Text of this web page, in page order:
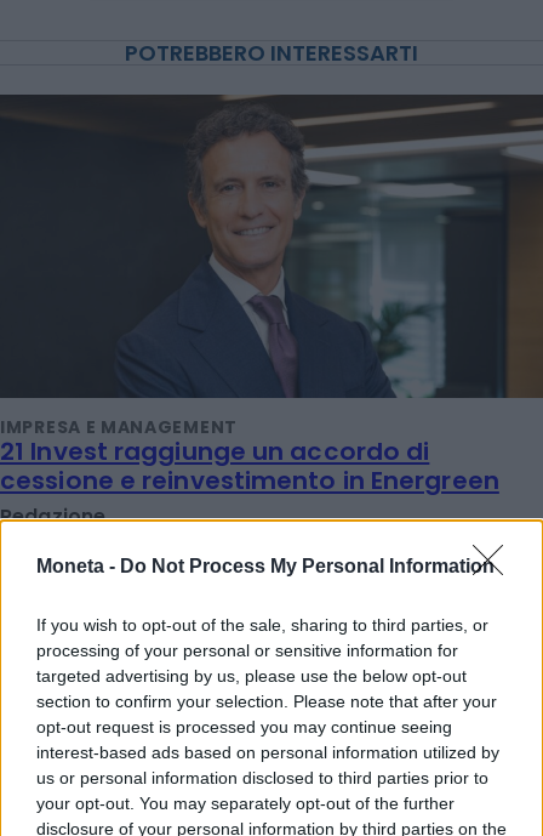
Moneta - Do Not Process My Personal Information
If you wish to opt-out of the sale, sharing to third parties, or
processing of your personal or sensitive information for
targeted advertising by us, please use the below opt-out
section to confirm your selection. Please note that after your
opt-out request is processed you may continue seeing
interest-based ads based on personal information utilized by
us or personal information disclosed to third parties prior to
your opt-out. You may separately opt-out of the further
disclosure of your personal information by third parties on the
POTREBBERO INTERESSARTI
IMPRESA E MANAGEMENT
21 Invest raggiunge un accordo di
cessione e reinvestimento in Energreen
Redazione
Ulivi, erba medica ed energia solare: le
rinnovabili sposano l'agricoltura
Redazione
IMPRESA E MANAGEMENT
"Col caldo record cambia anche lo
shopping: strategie per le aziende che non